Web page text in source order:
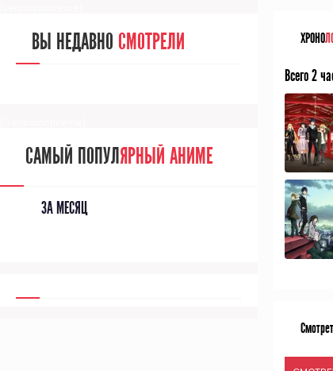
ХРОНО
Всего 2
ВЫ НЕДАВНО СМОТРЕЛИ
САМЫЙ ПОПУЛЯРНЫЙ АНИМЕ
ЗА МЕСЯЦ